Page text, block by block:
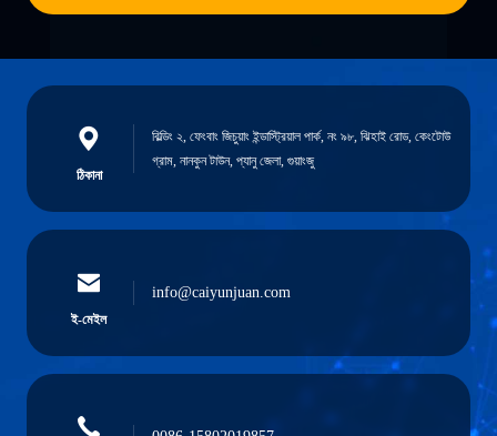
ঠিকানা
বিল্ডিং ২, ফেংবাং জিচুয়াং ইন্ডাস্ট্রিয়াল পার্ক, নং ৯৮, ঝিহাই রোড, কেংটোউ
গ্রাম, নানকুন টাউন, প্যানু জেলা, গুয়াংজু
ই-মেইল
info@caiyunjuan.com